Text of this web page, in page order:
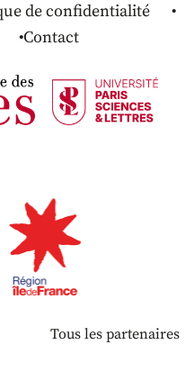
de confidentialité
Contact
Tous les partenaires